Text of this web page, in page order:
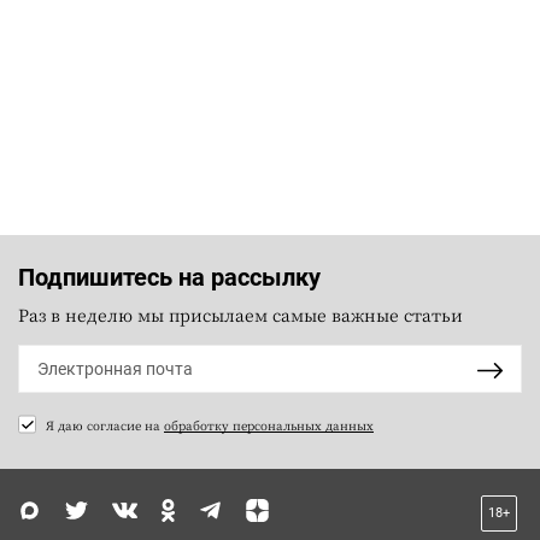
Подпишитесь на рассылку
Раз в неделю мы присылаем самые важные статьи
Я даю согласие на обработку персональных данных
18+